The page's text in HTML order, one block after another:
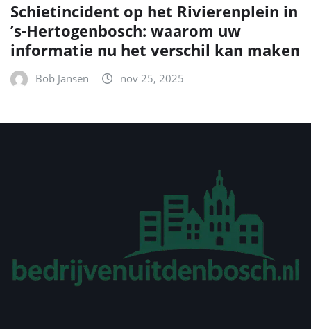
Schietincident op het Rivierenplein in
’s‑Hertogenbosch: waarom uw
informatie nu het verschil kan maken
Bob Jansen nov 25, 2025